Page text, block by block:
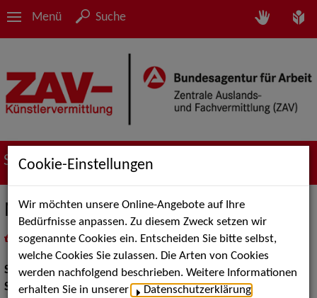
Menü Suche
Suche nach Künstler*innen
Miras Sternenreise
als PDF speichern
inMeine Merklistelegen
Show:Kinderunterhaltung
Show Acts: Straßenshows / Outdoor
Cookie-Einstellungen
Wir möchten unsere Online-Angebote auf Ihre
Bedürfnisse anpassen. Zu diesem Zweck setzen wir
sogenannte Cookies ein. Entscheiden Sie bitte selbst,
welche Cookies Sie zulassen. Die Arten von Cookies
werden nachfolgend beschrieben. Weitere Informationen
erhalten Sie in unserer
Datenschutzerklärung